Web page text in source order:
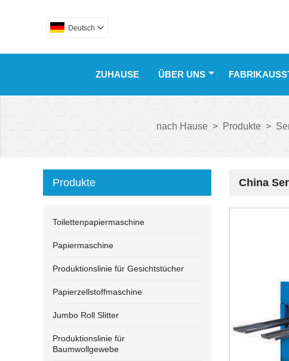
Deutsch 
ZUHAUSE ÜBER UNS
nach Hause > Produkte >
China
Produkte
Toilettenpapiermaschine
Papiermaschine
Produktionslinie für Gesichtstücher
Papierzellstoffmaschine
Jumbo Roll Slitter
Produktionslinie für
Baumwollgewebe